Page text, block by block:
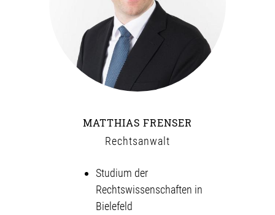
MATTHIAS FRENSER
Rechtsanwalt
Studium der
Rechtswissenschaften in
Bielefeld